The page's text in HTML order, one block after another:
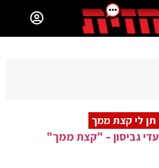
תן לי קצת ממך
עדי גביסון – "קצת ממך"